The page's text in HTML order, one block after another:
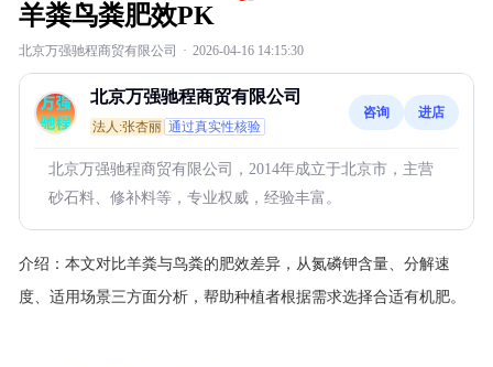
羊粪鸟粪肥效PK
北京万强驰程商贸有限公司 · 2026-04-16 14:15:30
北京万强驰程商贸有限公司
法人:张杏丽 通过真实性核验
咨询 进店
北京万强驰程商贸有限公司，2014年成立于北京市，主营
砂石料、修补料等，专业权威，经验丰富。
介绍： 本文对比羊粪与鸟粪的肥效差异，从氮磷钾含量、分解速
度、适用场景三方面分析，帮助种植者根据需求选择合适有机肥。